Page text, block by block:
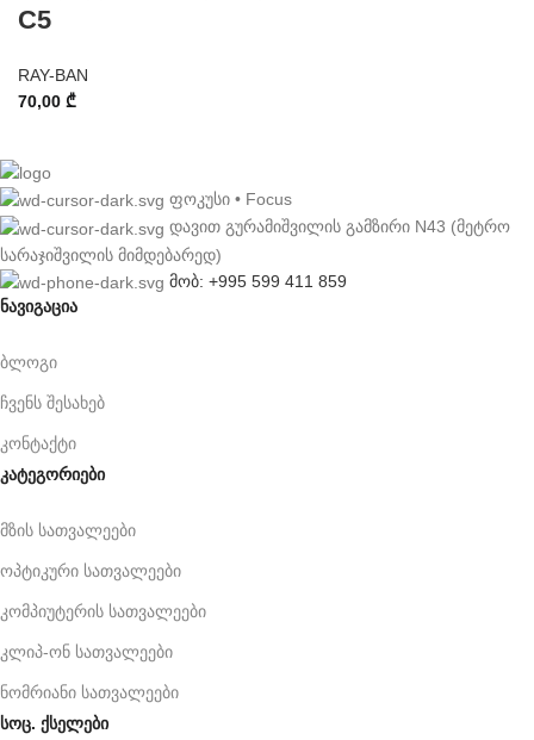
C5
RAY-BAN
70,00 ₾
ფოკუსი • Focus
დავით გურამიშვილის გამზირი N43 (მეტრო
სარაჯიშვილის მიმდებარედ)
მობ: +995 599 411 859
ნავიგაცია
ბლოგი
ჩვენს შესახებ
კონტაქტი
კატეგორიები
მზის სათვალეები
ოპტიკური სათვალეები
კომპიუტერის სათვალეები
კლიპ-ონ სათვალეები
ნომრიანი სათვალეები
სოც. ქსელები